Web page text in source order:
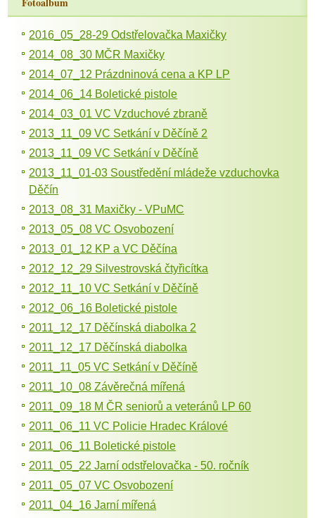
2016_05_28-29 Odstřelovačka Maxičky
2014_08_30 MČR Maxičky
2014_07_12 Prázdninová cena a KP LP
2014_06_14 Boletické pistole
2014_03_01 VC Vzduchové zbraně
2013_11_09 VC Setkání v Děčíně 2
2013_11_09 VC Setkání v Děčíně
2013_11_01-03 Soustředění mládeže vzduchovka
Děčín
2013_08_31 Maxičky - VPuMC
2013_05_08 VC Osvobození
2013_01_12 KP a VC Děčína
2012_12_29 Silvestrovská čtyřicítka
2012_11_10 VC Setkání v Děčíně
2012_06_16 Boletické pistole
2011_12_17 Děčínská diabolka 2
2011_12_17 Děčínská diabolka
2011_11_05 VC Setkání v Děčíně
2011_10_08 Závěrečná mířená
2011_09_18 M ČR seniorů a veteránů LP 60
2011_06_11 VC Policie Hradec Králové
2011_06_11 Boletické pistole
2011_05_22 Jarní odstřelovačka - 50. ročník
2011_05_07 VC Osvobození
2011_04_16 Jarní mířená